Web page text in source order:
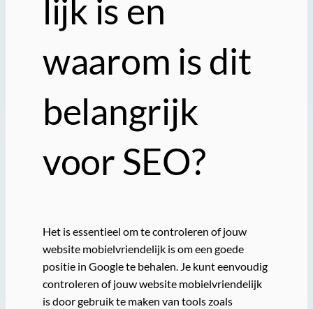
lijk is en
waarom is dit
belangrijk
voor SEO?
Het is essentieel om te controleren of jouw
website mobielvriendelijk is om een goede
positie in Google te behalen. Je kunt eenvoudig
controleren of jouw website mobielvriendelijk
is door gebruik te maken van tools zoals